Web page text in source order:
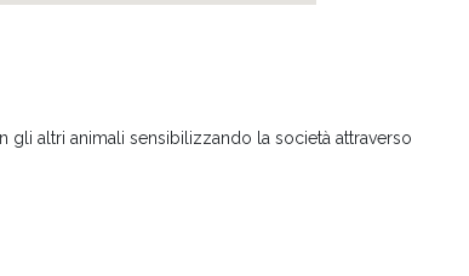
altri animali sensibilizzando la società attraverso